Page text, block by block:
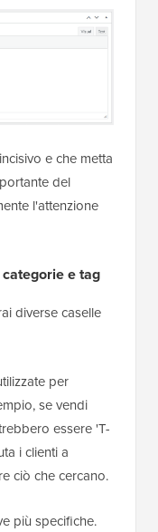
e che metta
del
l'attenzione
e tag
diverse caselle
per
se vendi
essere 'T-
i clienti a
ciò che cercano.
più specifiche.